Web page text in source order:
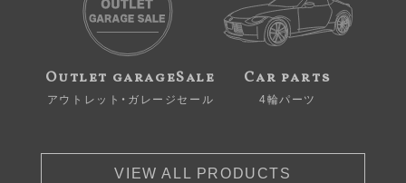
Outlet garageSale
アウトレット・ガレージセール
Car parts
4輪パーツ
VIEW ALL PRODUCTS